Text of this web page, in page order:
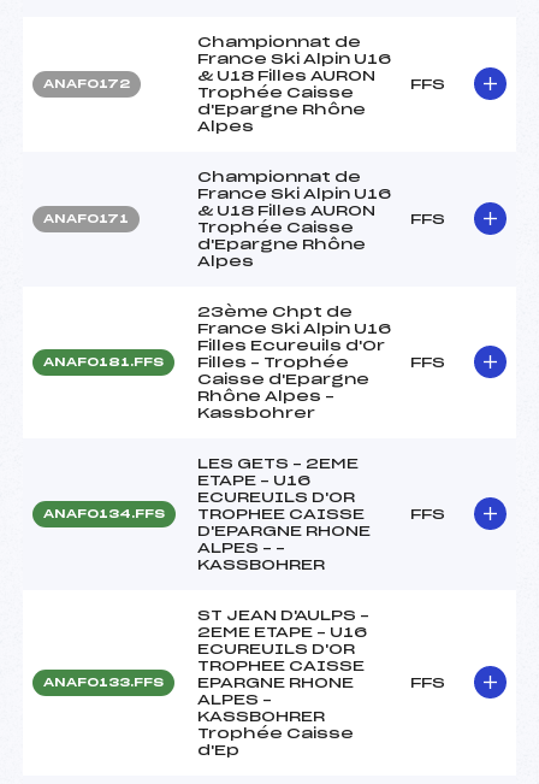
ANAF0172
Championnat de
France Ski Alpin U16
& U18 Filles AURON
Trophée Caisse
d'Epargne Rhône
Alpes
FFS
ANAF0171
Championnat de
France Ski Alpin U16
& U18 Filles AURON
Trophée Caisse
d'Epargne Rhône
Alpes
FFS
ANAF0181.FFS
23ème Chpt de
France Ski Alpin U16
Filles Ecureuils d'Or
Filles – Trophée
Caisse d'Epargne
Rhône Alpes –
Kassbohrer
FFS
ANAF0134.FFS
LES GETS – 2EME
ETAPE – U16
ECUREUILS D'OR
TROPHEE CAISSE
D'EPARGNE RHONE
ALPES – –
KASSBOHRER
FFS
ANAF0133.FFS
ST JEAN D'AULPS –
2EME ETAPE – U16
ECUREUILS D'OR
TROPHEE CAISSE
EPARGNE RHONE
ALPES –
KASSBOHRER
Trophée Caisse
d'Ep
FFS